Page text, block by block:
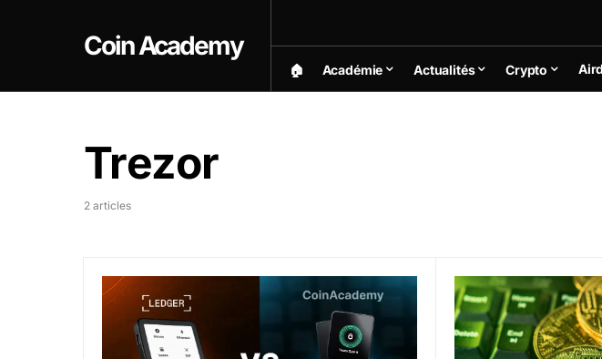
Coin Academy
🏠︎ Académie Actualités Crypto
Trezor
2 articles
Quel est le meilleur portefeuille crypto (Ledger Flex vs Trezor Model T vs
Malgré un potentiel